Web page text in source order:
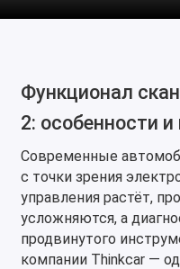
Функционал
2: особенности
Современные
с точки зрения
управления растёт,
усложняются, а
продвинутого
компании Thinkcar —